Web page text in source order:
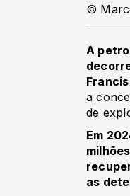
©
A
a
de
Em
as